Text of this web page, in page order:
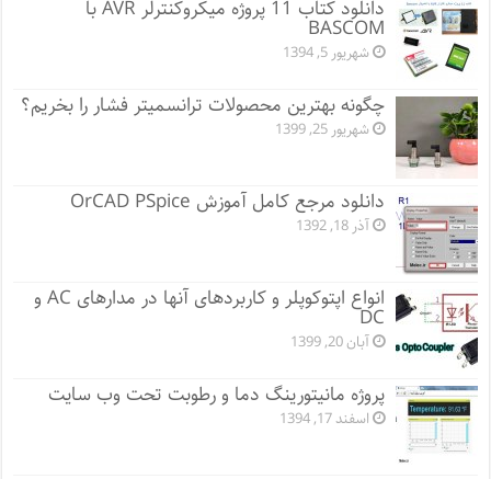
دانلود کتاب 11 پروژه میکروکنترلر AVR با
BASCOM
شهریور 5, 1394
چگونه بهترین محصولات ترانسمیتر فشار را بخریم؟
شهریور 25, 1399
دانلود مرجع کامل آموزش OrCAD PSpice
آذر 18, 1392
انواع اپتوکوپلر و کاربردهای آنها در مدارهای AC و
DC
آبان 20, 1399
پروژه مانيتورينگ دما و رطوبت تحت وب سایت
اسفند 17, 1394